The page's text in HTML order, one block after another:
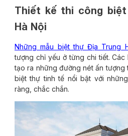
Thiết kế thi công
Hà Nội
Những mẫu biệt thự Địa Trung
tượng chỉ yếu ở từng chi tiết.
tạo ra những đường nét ấn tượng
biệt thự tinh tế nổi bật với
ràng, chắc chắn.